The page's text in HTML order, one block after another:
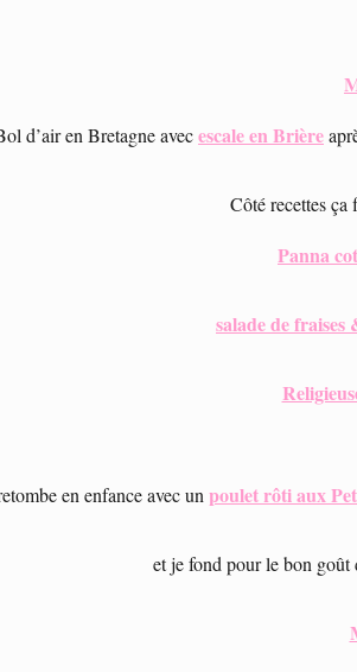
d’air en Bretagne avecescale en Brière
Côté recettes ça
Panna
salade de
en enfance avec un poulet rôti aux
et je fond pour le bon goût